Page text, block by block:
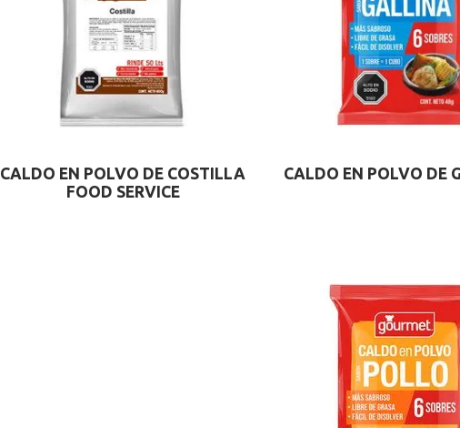
CALDO EN POLVO DE COSTILLA
FOOD SERVICE
CALDO EN POLVO DE